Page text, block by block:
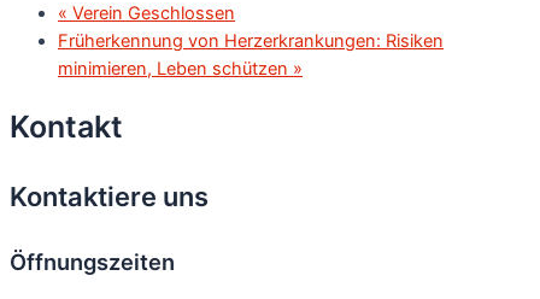
« Verein Geschlossen
Früherkennung von Herzerkrankungen: Risiken
minimieren, Leben schützen »
Kontakt
Kontaktiere uns
Öffnungszeiten